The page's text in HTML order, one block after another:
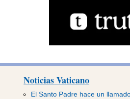
Noticias Vaticano
El Santo Padre hace un